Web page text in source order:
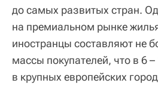
до самых развитых стран.
на премиальном рынке
иностранцы составляют не
массы покупателей, что в 6
в крупных европейских